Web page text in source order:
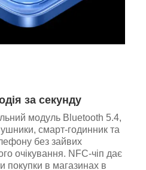
за секунду
модуль Bluetooth 5.4,
смарт-годинник та
без зайвих
очікування. NFC-чіп дає
покупки в магазинах в